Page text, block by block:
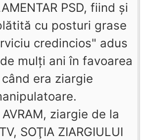
PSD, fiind şi
cu posturi grase
credincios" adus
mulţi ani în favoarea
când era ziargie
AVRAM, ziargie de la
SOŢIA ZIARGIULUI